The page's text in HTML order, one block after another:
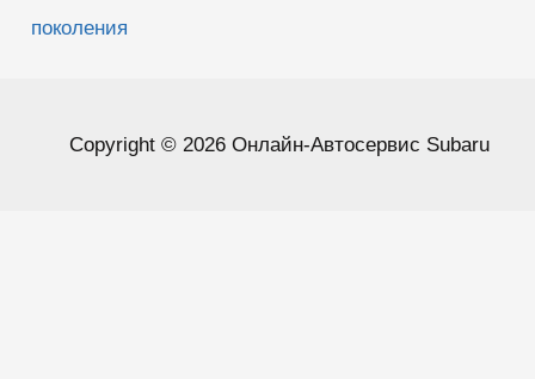
поколения
Copyright © 2026 Онлайн-Автосервис Subaru